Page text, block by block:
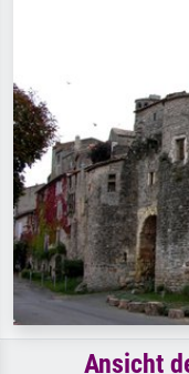
Sternennacht,
Ansicht